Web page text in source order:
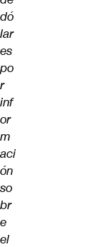
dó
lar
es
po
r
inf
or
m
aci
ón
so
br
e
el